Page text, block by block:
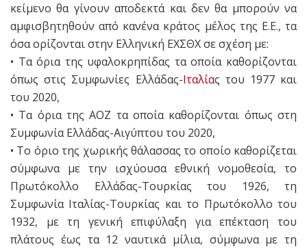
κείμενο θα γίνουν αποδεκτά και δεν θα μπορούν να
αμφισβητηθούν από κανένα κράτος μέλος της Ε.Ε., τα
όσα ορίζονται στην Ελληνική ΕΧΣΘΧ σε σχέση με:
• Τα όρια της υφαλοκρηπίδας τα οποία καθορίζονται
όπως στις Συμφωνίες Ελλάδας-Ιταλίας του 1977 και
του 2020,
• Τα όρια της ΑΟΖ τα οποία καθορίζονται όπως στη
Συμφωνία Ελλάδας-Αιγύπτου του 2020,
• Το όριο της χωρικής θάλασσας το οποίο καθορίζεται
σύμφωνα με την ισχύουσα εθνική νομοθεσία, το
Πρωτόκολλο Ελλάδας-Τουρκίας του 1926, τη
Συμφωνία Ιταλίας-Τουρκίας και το Πρωτόκολλο του
1932, με τη γενική επιφύλαξη για επέκταση του
πλάτους έως τα 12 ναυτικά μίλια, σύμφωνα με τη